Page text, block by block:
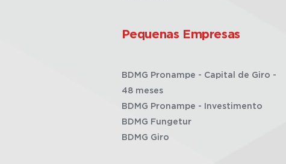
Pequenas Empresas
BDMG Pronampe - Capital de Giro -
48 meses
BDMG Pronampe - Investimento
BDMG Fungetur
BDMG Giro